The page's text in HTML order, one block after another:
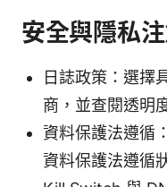
安全與隱私
日誌政策：選擇
商，並查閱透明
資料保護法遵循
資料保護法遵循